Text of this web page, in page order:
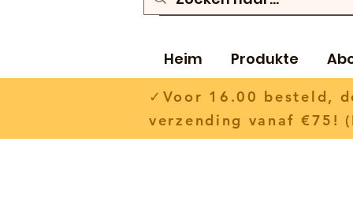
Heim Produkte
✓Voor 16.00
verzending vanaf €75!